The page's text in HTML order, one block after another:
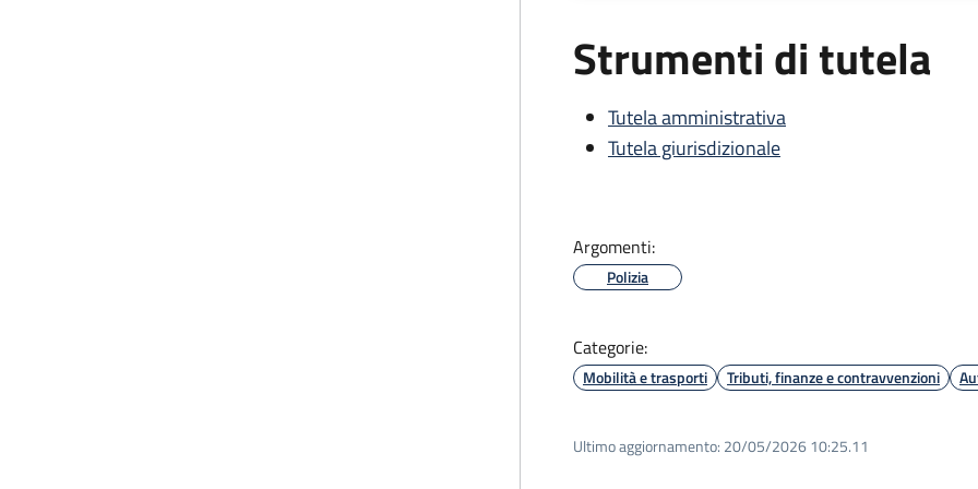
Strumenti di tutela
Tutela amministrativa
Tutela giurisdizionale
Argomenti:
Polizia
Categorie:
Mobilità e trasporti Tributi, finanze e contravvenzioni
Ultimo aggiornamento: 20/05/2026 10:25.11